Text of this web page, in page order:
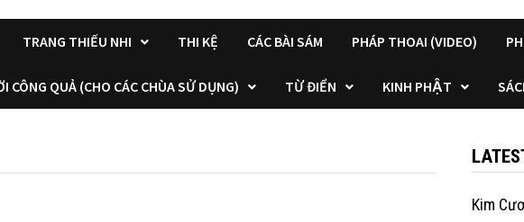
TRANG THIẾU NHI THI KỆ CÁC BÀI SÁM PHÁP THOAI (VIDEO)
CÔNG QUẢ (CHO CÁC CHÙA SỬ DỤNG) TỪ ĐIỂN KINH PHẬT
Kim